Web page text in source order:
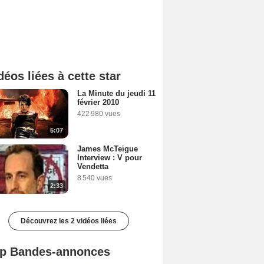
liées à cette star
5:07
La Minute du jeudi 11
février 2010
422 980 vues
2:33
James McTeigue
Interview : V pour
Vendetta
8 540 vues
Découvrez les 2 vidéos liées
Bandes-annonces
Mutiny Bande-annonce VO STFR Spider-Man: Brand New Day Bande-annonce VO STFR